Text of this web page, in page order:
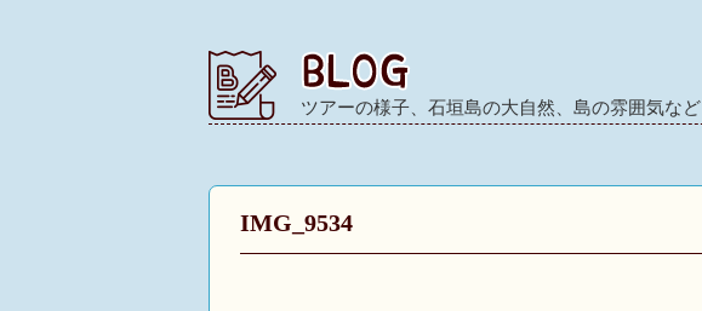
ツアーの様子、石垣島の大自然、島の雰囲気など
IMG_9534